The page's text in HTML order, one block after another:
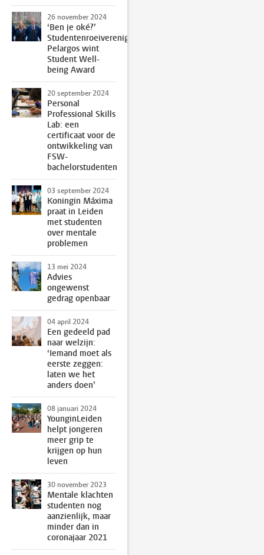
26 november 2024
‘Ben je oké?’
Studentenroeivereniging
Pelargos wint
Student Well-
being Award
20 september 2024
Personal
Professional Skills
Lab: een
certificaat voor de
ontwikkeling van
FSW-
bachelorstudenten
03 september 2024
Koningin Máxima
praat in Leiden
met studenten
over mentale
problemen
13 mei 2024
Advies
ongewenst
gedrag openbaar
04 april 2024
Een gedeeld pad
naar welzijn:
‘Iemand moet als
eerste zeggen:
laten we het
anders doen’
08 januari 2024
YounginLeiden
helpt jongeren
meer grip te
krijgen op hun
leven
30 november 2023
Mentale klachten
studenten nog
aanzienlijk, maar
minder dan in
coronajaar 2021